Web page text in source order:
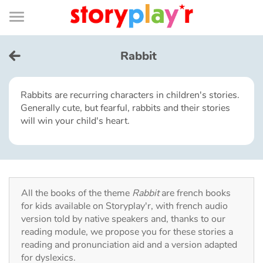
Connexion
Bibliothèque
de
page
Menu
Log in
Try for free
Library
Awards
Home
Tales and classics in french
Rabbit
Rabbits are recurring characters in children's stories.
Generally cute, but fearful, rabbits and their stories
will win your child's heart.
All the books of the theme Rabbitare french books
for kids available on Storyplay'r, with french audio
version told by native speakers and, thanks to our
reading module, we propose you for these stories a
reading and pronunciation aid and a version adapted
for dyslexics.